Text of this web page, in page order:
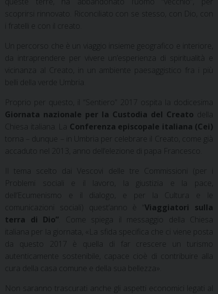
scoprirsi rinnovato. Riconciliato con se stesso, con Dio, con
i fratelli e con il creato.
Un percorso che è un viaggio insieme geografico e interiore,
da intraprendere per vivere un’esperienza di spiritualità e
vicinanza al Creato, in un ambiente paesaggistico fra i più
belli della verde Umbria.
Proprio per questo, il “Sentiero” 2017 ospita la
dodicesima
Giornata nazionale per la Custodia del Creato della
Chiesa italiana . La Conferenza episcopale italiana (Cei)
torna – dunque – in Umbria per celebrare il Creato, come già
accaduto nel 2013, anno dell’elezione di papa Francesco.
Il tema scelto dai Vescovi delle tre Commissioni (per i
Problemi sociali e il lavoro, la giustizia e la pace,
dell’Ecumenismo e il dialogo, e per la Cultura e le
comunicazioni sociali) quest’anno è “Viaggiatori sulla
terra di Dio” . Come spiega il messaggio della Chiesa
italiana per la giornata, «La sfida specifica che ci viene posta
da questo 2017 è quella di far crescere un turismo
autenticamente sostenibile, capace cioè di contribuire alla
cura della casa comune e della sua bellezza».
Non saranno trascurati anche gli aspetti economici legati al